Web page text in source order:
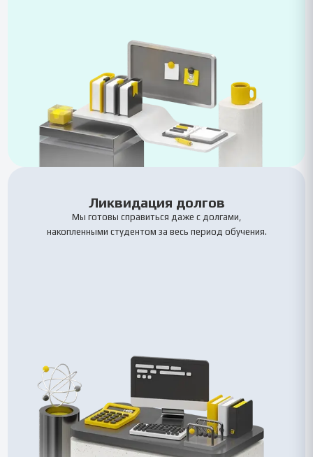
Ликвидация долгов
Мы готовы справиться даже с долгами,
накопленными студентом за весь период обучения.